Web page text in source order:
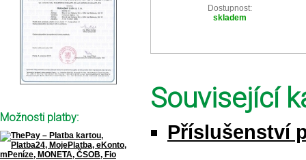
Dostupnost:
skladem
Související
Příslušenství
Možnosti platby: